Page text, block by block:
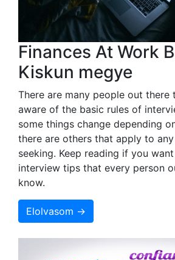
Finances At Work
Kiskun megye
There are many people out there
aware of the basic rules of
some things change depending
there are others that apply to
seeking. Keep reading if you
interview tips that every person
know.
Elolvasom →